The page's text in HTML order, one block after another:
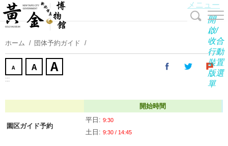
テ
ン
ツ
ス
メニュー
開
啟/
收合
行動
裝置
版選
單
ホーム 団体予約ガイド
:::
開始時間
園区ガイド予約
平日: 9:30
土日: 9:30 / 14:45